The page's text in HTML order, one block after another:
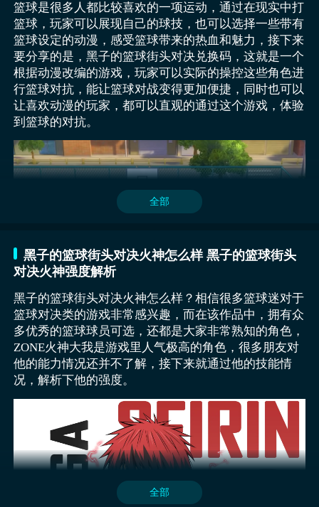
的球员。
日向顺平：这位戴着护目镜的得分后卫堪称平民版的三
分轰炸机，其绝境觉醒技能在比分落后时自动提升20%
养时只需集中资源堆叠射程与抗干扰属性，即可在2v2
模式中化身关键先生，当与黑子哲也组队时，前者利用
误导传球创造空位，后者接球后无需调整直接干拔三
分，整套连招行云流水。
另外，交易猫还有一个较为人性化的功能——账号定制
筛选系统。用户可根据自身需求，自定义筛选条件如段
位、角色皮肤、游戏资产、绑定状态等，精准快速定位
自己理想的账号资源。这一系统对于有明确购买需求的
用户来说尤为重要，节省大量搜索时间，提高购买效
率。而对出售方而言，合理配置标签与关键词也有助于
账号获得更高的曝光度，提高成交几率，实现双方的互
具体的必杀技更是相当出色，ZONE作为必杀技，经过
长时间沉淀之后，能够进入相当投入的状态，甚至有机
会达到100%投入，基础技能也能够再一次得到全方位
强化并优化。攻击技能的具体命中率也能够全面提升，
防守范围也会逐步扩大。当前常态进攻核心也就是我们
非常熟悉的连招，同样也有着极大的作用与效果。
里，这个非常经典的角色，有着相当出色的的技能以及
效果，另外还有反盖帽技巧，当突破之后不直接扣篮，
先做扣篮假动作。这样能够轻松迷惑防守者，并快速完
成扣篮。如果大家对此也很感兴趣的话，不妨进入游戏
战斧灌篮是具有特色的技能，当释放之后，身体会直接
脱离地面，直接向空中飞跃而起。就像是战斧一样的姿
态，完成灌篮之后，另外，技能节奏瞬间在运球的过程
中，让节奏转变众多对手看到这样的技能之后都会措手
不及。在对手还没有来得及反应时，可直接快速突破并
扭转乾坤。既能俯身抢断也是非常关键的，在释放之后
会直接快速俯下身体，躲避敌方视线，从较低的位置快
速进攻。这样的招式有着极大的作用，尤其是对手手里
移动效果相当迅速的运球撤步，如果对手朕对你进行全
方位的拦截并攻击可释放此技能，快速拉开与对手之间
的距离，弹跳之后完成投篮运动。这个招式可以与节奏
瞬间相互配合使用，将两个招式相互配合之后快速甩开
防守的同时也能够快速投篮，为队伍得分。
黑子的篮球街头对决高度还原动漫中所有角色的招牌技
能，通过精细化动作捕捉以及具体的物理引擎，将各种
流畅的对决状态以及相应的动作完美呈现。大坪作为游
戏当中比较常见的角色之一，属于中锋的存在，具有着
相当出色的体型优势，轻松完成灌篮。此角色的体型较
为庞大，轻松卡住对手的位置，并对篮球快速拦截。二
技能同样也是非常出色的，拥有着相当强劲的弹跳能
力，可以直接跳到对手无法触碰的位置，快速转身投
篮，当完成高精度投篮之后，给队友们带来更好的机
三技能同样也以投篮为主，如果距离篮筐比较近的情况
下，可以快速点击三技能，快速完成运球以及跳起。使
用三技能整体的命中率极高，在跳起的过程当中动作有
点慢，因此此时一定要有灵活的反应能力，拦截对手，
不然很有可能会导致个人状态以及三技能会受到严重的
影响。使用四技能时需要拥有足够细致的观察能力，要
详细了解场上队友的所有动向，成功接到队友当中的小
球，然后转身快速投篮。如果投篮的球球类中，那么可
篮球是很多人都比较喜欢的一项运动，通过在现实中打
篮球，玩家可以展现自己的球技，也可以选择一些带有
篮球设定的动漫，感受篮球带来的热血和魅力，接下来
要分享的是，黑子的篮球街头对决兑换码，这就是一个
根据动漫改编的游戏，玩家可以实际的操控这些角色进
行篮球对抗，能让篮球对战变得更加便捷，同时也可以
让喜欢动漫的玩家，都可以直观的通过这个游戏，体验
到篮球的对抗。
《黑子的篮球：街头》最新下载预约地址
》》》》》#黑子的篮球：街头#《《《《《
黑子的篮球街头对决兑换码为：CYNTTHEkZNJC、
以通过这些兑换码去领取游戏资源，这样就可以让自己
快速度过新手时期，游戏里还原了一个动漫世界，每个
玩家都可以扮演游戏里的这些经典角色，这样就可以以
他们的视角，在游戏里重新开启一场篮球对抗，这种设
觉自己好像真的进入到了动漫世界。
全部
黑子的篮球街头对决火神怎么样 黑子的篮球街头
对决火神强度解析
黑子的篮球街头对决火神怎么样？相信很多篮球迷对于
篮球对决类的游戏非常感兴趣，而在该作品中，拥有众
多优秀的篮球球员可选，还都是大家非常熟知的角色，
ZONE火神大我是游戏里人气极高的角色，很多朋友对
他的能力情况还并不了解，接下来就通过他的技能情
况，解析下他的强度。
全部